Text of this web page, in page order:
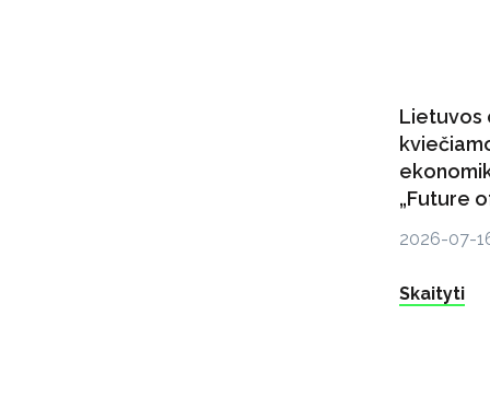
Lietuvos
„Future
2026-07-
Skaityti